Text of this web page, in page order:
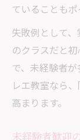
ていることもポ
失敗例として
のクラスだと
で、未経験者
レエ教室なら
高まります。
未経験者歓迎